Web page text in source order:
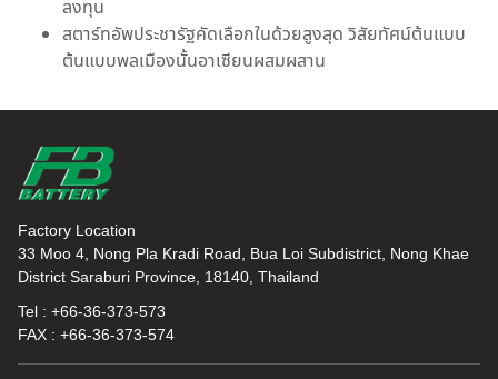
ลงทุน
สตาร์ทอัพประชารัฐคัดเลือกในด้วยสูงสุด วิสัยทัศน์ต้นแบบ
ต้นแบบพลเมืองนั้นอาเซียนผสมผสาน
Factory Location
33 Moo 4, Nong Pla Kradi Road, Bua Loi Subdistrict, Nong Khae
District Saraburi Province, 18140, Thailand
Tel : +66-36-373-573
FAX : +66-36-373-574